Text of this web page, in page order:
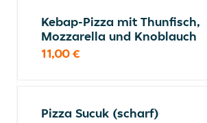
Kebap-Pizza mit Thunfisch,
Mozzarella und Knoblauch
11,00 €
Pizza Sucuk (scharf)